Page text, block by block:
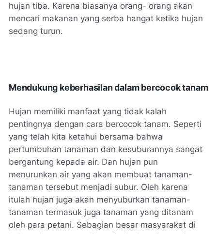
hujan tiba. Karena biasanya orang- orang akan
mencari makanan yang serba hangat ketika hujan
sedang turun.
Mendukung keberhasilan dalam bercocok tanam
Hujan memiliki manfaat yang tidak kalah
pentingnya dengan cara bercocok tanam. Seperti
yang telah kita ketahui bersama bahwa
pertumbuhan tanaman dan kesuburannya sangat
bergantung kepada air. Dan hujan pun
menurunkan air yang akan membuat tanaman-
tanaman tersebut menjadi subur. Oleh karena
itulah hujan juga akan menyuburkan tanaman-
tanaman termasuk juga tanaman yang ditanam
oleh para petani. Sebagian besar masyarakat di